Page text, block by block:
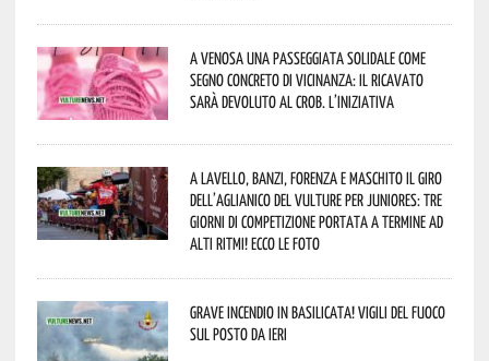
A Venosa una passeggiata solidale come
segno concreto di vicinanza: il ricavato
sarà devoluto al CROB. L’iniziativa
A Lavello, Banzi, Forenza e Maschito il Giro
dell’Aglianico del Vulture per juniores: tre
giorni di competizione portata a termine ad
alti ritmi! Ecco le foto
Grave incendio in Basilicata! Vigili del fuoco
sul posto da ieri